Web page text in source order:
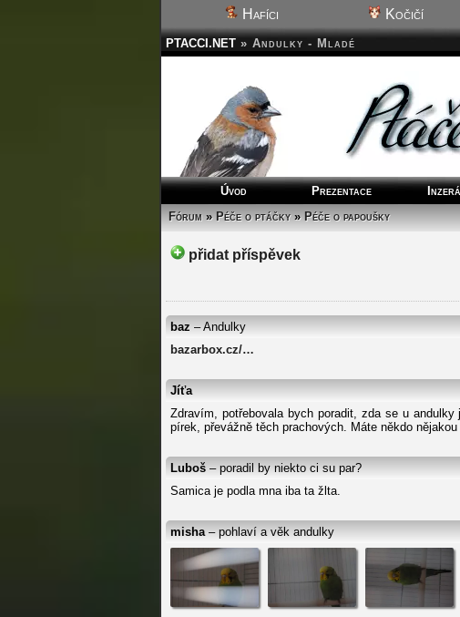
Hafíci Kočičí
PTACCI.NET » Andulky - Mladé
Úvod Prezentace
Fórum»Péče o ptáčky»Péče o papoušky
přidat příspěvek
baz – Andulky
bazarbox.cz/…
Jíťa
Zdravím, potřebovala bych poradit, zda se u
pírek, převážně těch prachových. Máte někdo
Luboš – poradil by niekto ci su par?
Samica je podla mna iba ta žlta.
misha– pohlaví a věk andulky